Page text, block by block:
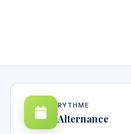
RYTHME
Alternance